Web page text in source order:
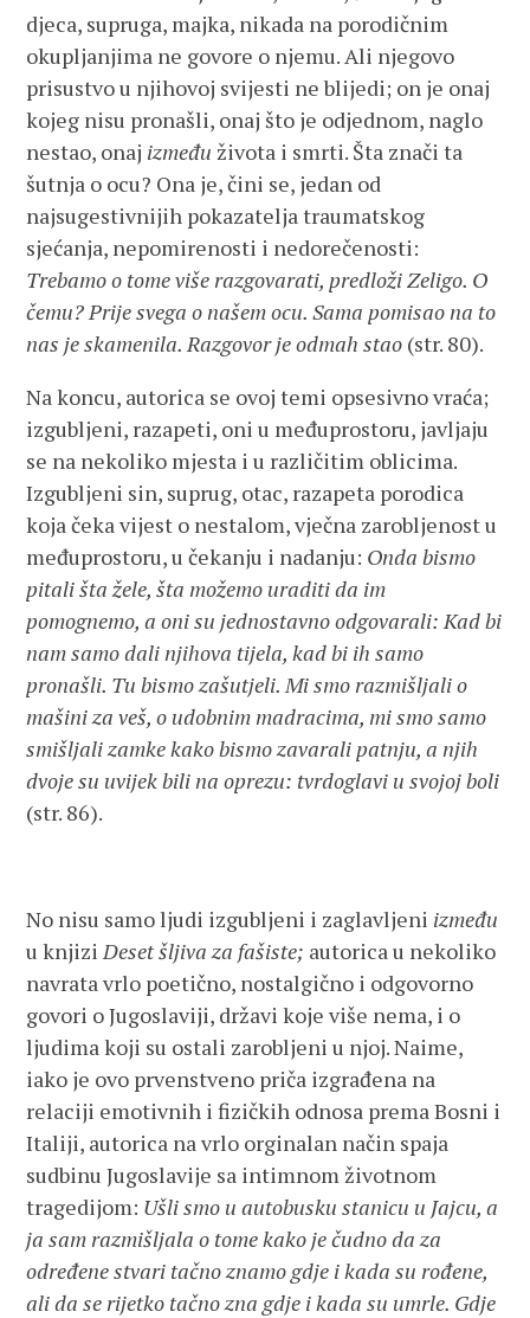
djeca, supruga, majka, nikada na porodičnim
okupljanjima ne govore o njemu. Ali njegovo
prisustvo u njihovoj svijesti ne blijedi; on je onaj
kojeg nisu pronašli, onaj što je odjednom, naglo
nestao, onaj izmeđuživota i smrti. Šta znači ta
šutnja o ocu? Ona je, čini se, jedan od
najsugestivnijih pokazatelja traumatskog
sjećanja, nepomirenosti i nedorečenosti:
Trebamo o tome više razgovarati, predloži Zeligo. O
čemu? Prije svega o našem ocu. Sama pomisao na to
nas je skamenila. Razgovor je odmah stao (str. 80).
Na koncu, autorica se ovoj temi opsesivno vraća;
izgubljeni, razapeti, oni u međuprostoru, javljaju
se na nekoliko mjesta i u različitim oblicima.
Izgubljeni sin, suprug, otac, razapeta porodica
koja čeka vijest o nestalom, vječna zarobljenost u
međuprostoru, u čekanju i nadanju: Onda bismo
pitali šta žele, šta možemo uraditi da im
pomognemo, a oni su jednostavno odgovarali: Kad bi
nam samo dali njihova tijela, kad bi ih samo
pronašli. Tu bismo zašutjeli. Mi smo razmišljali o
mašini za veš, o udobnim madracima, mi smo samo
smišljali zamke kako bismo zavarali patnju, a njih
dvoje su uvijek bili na oprezu: tvrdoglavi u svojoj boli
(str. 86).
No nisu samo ljudi izgubljeni i zaglavljeni između
u knjiziDeset šljiva za fašiste; autorica u nekoliko
navrata vrlo poetično, nostalgično i odgovorno
govori o Jugoslaviji, državi koje više nema, i o
ljudima koji su ostali zarobljeni u njoj. Naime,
iako je ovo prvenstveno priča izgrađena na
relaciji emotivnih i fizičkih odnosa prema Bosni i
Italiji, autorica na vrlo orginalan način spaja
sudbinu Jugoslavije sa intimnom životnom
tragedijom: Ušli smo u autobusku stanicu u Jajcu, a
ja sam razmišljala o tome kako je čudno da za
određene stvari tačno znamo gdje i kada su rođene,
ali da se rijetko tačno zna gdje i kada su umrle. Gdje